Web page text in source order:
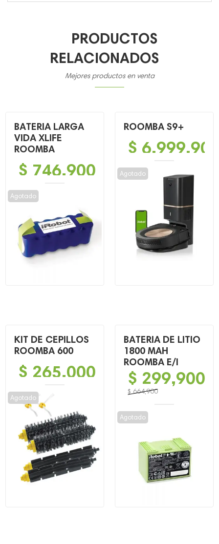
PRODUCTOS
RELACIONADOS
Mejores productos en venta
BATERIA LARGA
VIDA XLIFE
ROOMBA
$ 746,900
Agotado
ROOMBA S9+
$
Agotado
KIT DE CEPILLOS
ROOMBA 600
$ 265,000
Agotado
BATERIA DE LITIO
1800 MAH
ROOMBA E/I
$664,900
precio
original
$ 664,900.
$ 299,900
precio
actual
$ 299,900.
Agotado